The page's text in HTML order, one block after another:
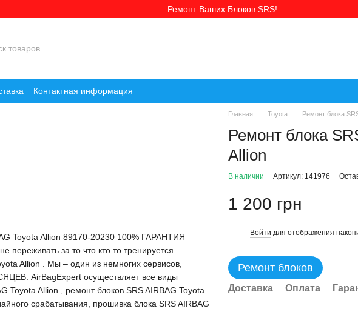
Ремонт Ваших Блоков SRS!
Контактная информация
Toyota Allion 89170-20230 100% ГАРАНТИЯ
за то что кто то тренируется
Allion . Мы – один из немногих сервисов,
AirBagExpert осуществляет все виды
Toyota Allion , ремонт блоков SRS AIRBAG Toyota
срабатывания, прошивка блока SRS AIRBAG
Главная Toyota Ремонт блока
Ремонт блока
Allion
В наличии Артикул: 141976
1 200 грн
Войти для отображения
Ремонт блоков
Доставка Оплата